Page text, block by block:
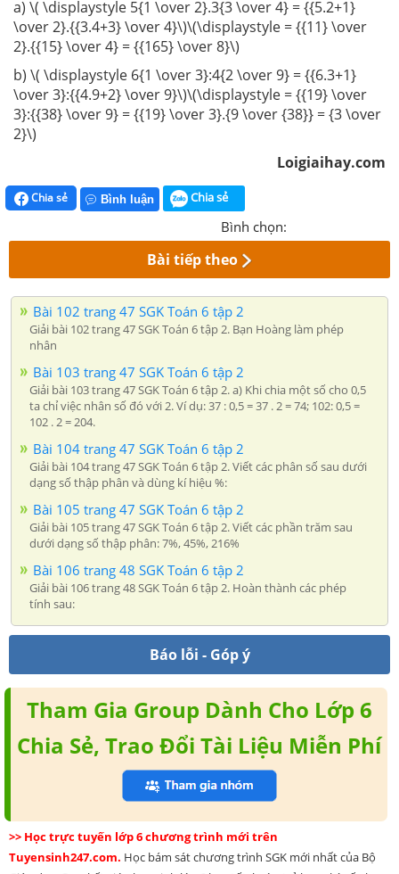
a) \( \displaystyle 5{1 \over 2}.3{3 \over 4} = {{5.2+1}
\over 2}.{{3.4+3} \over 4}\)\(\displaystyle = {{11} \over
2}.{{15} \over 4} = {{165} \over 8}\)
b) \( \displaystyle 6{1 \over 3}:4{2 \over 9} = {{6.3+1}
\over 3}:{{4.9+2} \over 9}\)\(\displaystyle = {{19} \over
3}:{{38} \over 9} = {{19} \over 3}.{9 \over {38}} = {3 \over
2}\)
Loigiaihay.com
Chia sẻ Bình luận Chia sẻ
Bình chọn:
Bài tiếp theo
Bài 102 trang 47 SGK Toán 6 tập 2
Giải bài 102 trang 47 SGK Toán 6 tập 2. Bạn Hoàng làm phép
nhân
Bài 103 trang 47 SGK Toán 6 tập 2
Giải bài 103 trang 47 SGK Toán 6 tập 2. a) Khi chia một số cho 0,5
ta chỉ việc nhân số đó với 2. Ví dụ: 37 : 0,5 = 37 . 2 = 74; 102: 0,5 =
102 . 2 = 204.
Bài 104 trang 47 SGK Toán 6 tập 2
Giải bài 104 trang 47 SGK Toán 6 tập 2. Viết các phân số sau dưới
dạng số thập phân và dùng kí hiệu %:
Bài 105 trang 47 SGK Toán 6 tập 2
Giải bài 105 trang 47 SGK Toán 6 tập 2. Viết các phần trăm sau
dưới dạng số thập phân: 7%, 45%, 216%
Bài 106 trang 48 SGK Toán 6 tập 2
Giải bài 106 trang 48 SGK Toán 6 tập 2. Hoàn thành các phép
tính sau:
Báo lỗi - Góp ý
Tham Gia Group Dành Cho Lớp 6
Chia Sẻ, Trao Đổi Tài Liệu Miễn Phí
>> Học trực tuyến lớp 6 chương trình mới trên
Tuyensinh247.com. Học bám sát chương trình SGK mới nhất của Bộ